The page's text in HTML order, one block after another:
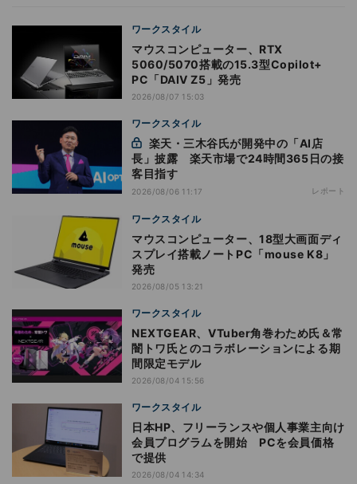
ワークスタイル
マウスコンピューター、RTX
5060/5070搭載の15.3型Copilot+
PC「DAIV Z5」発売
2026/08/07 15:03
ワークスタイル
長」披露 楽天市場で24時間365日の接
客目指す
2026/08/06 11:17 レポート
ワークスタイル
マウスコンピューター、18型大画面ディ
スプレイ搭載ノートPC「mouse K8」
発売
2026/08/05 13:21
ワークスタイル
NEXTGEAR、VTuber角巻わため氏＆常
闇トワ氏とのコラボレーションによる期
間限定モデル
2026/08/04 15:56
ワークスタイル
日本HP、フリーランスや個人事業主向け
会員プログラムを開始 PCを会員価格
で提供
2026/08/04 14:34